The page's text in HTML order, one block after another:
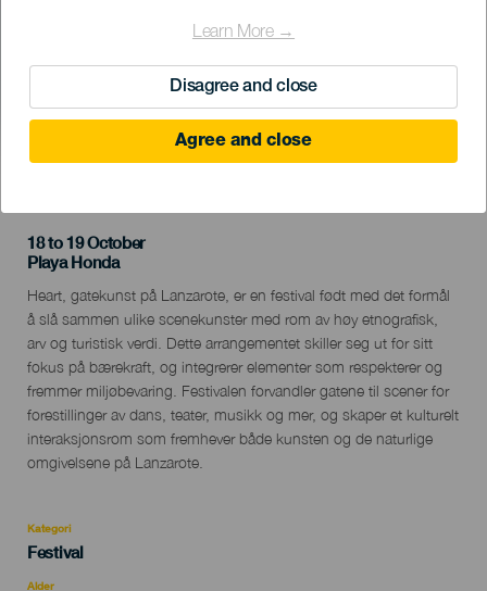
Learn More →
Disagree and close
Agree and close
18 to 19 October
Localidad
Playa Honda
Descripción
del
evento
Heart, gatekunst på Lanzarote, er en festival født med det formål
å slå sammen ulike scenekunster med rom av høy etnografisk,
arv og turistisk verdi. Dette arrangementet skiller seg ut for sitt
fokus på bærekraft, og integrerer elementer som respekterer og
fremmer miljøbevaring. Festivalen forvandler gatene til scener for
forestillinger av dans, teater, musikk og mer, og skaper et kulturelt
interaksjonsrom som fremhever både kunsten og de naturlige
omgivelsene på Lanzarote.
Kategori
Categoría
evento
Festival
Alder